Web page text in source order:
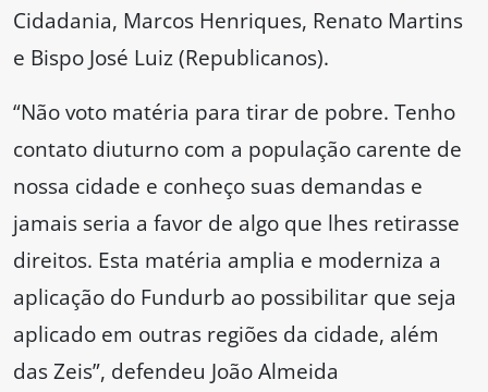
Cidadania, Marcos Henriques, Renato Martins
e Bispo José Luiz (Republicanos).
“Não voto matéria para tirar de pobre. Tenho
contato diuturno com a população carente de
nossa cidade e conheço suas demandas e
jamais seria a favor de algo que lhes retirasse
direitos. Esta matéria amplia e moderniza a
aplicação do Fundurb ao possibilitar que seja
aplicado em outras regiões da cidade, além
das Zeis”, defendeu João Almeida